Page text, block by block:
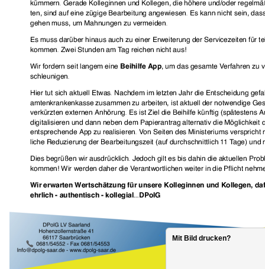
Mit Bild drucken?